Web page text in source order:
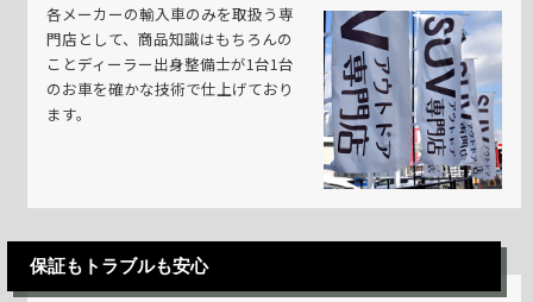
各メーカーの輸入車のみを取扱う専
門店として、商品知識はもちろんの
ことディーラー出身整備士が1台1台
のお車を確かな技術で仕上げており
ます。
保証もトラブルも安心